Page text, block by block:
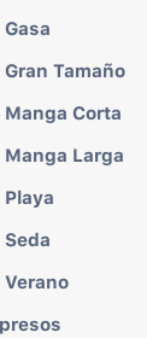
Tamaño
Corta
Larga